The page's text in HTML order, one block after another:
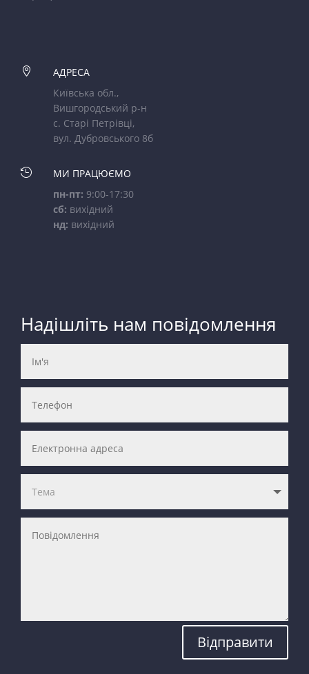

АДРЕСА
Київська обл.,
Вишгородський р-н
с. Старі Петрівці,
вул. Дубровського 8б

МИ ПРАЦЮЄМО
пн-пт: 9:00-17:30
сб: вихідний
нд: вихідний
Надішліть нам повідомлення
Відправити